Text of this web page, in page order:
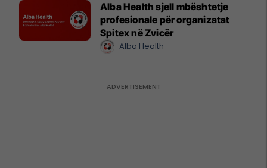
Alba Health sjell mbështetje
profesionale për organizatat
Spitex në Zvicër
Alba Health